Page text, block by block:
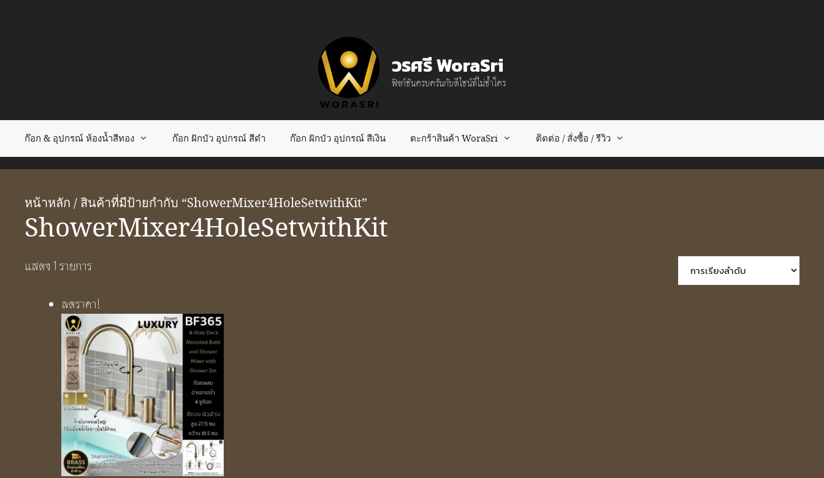
วรศรี WoraSri
ฟังก์ชันครบครันกับดีไซน์ที่ไม่ซ้ำใคร
ก๊อก & อุปกรณ์ ห้องน้ำสีทอง ก๊อก ฝักบัว อุปกรณ์ สีดำ ก๊อก ฝักบัว อุปกรณ์ สีเงิน ตะกร้าสินค้า WoraSri ติดต่อ / สั่งซื้อ / รีวิว
หน้าหลัก / สินค้าที่มีป้ายกำกับ “ShowerMixer4HoleSetwithKit”
ShowerMixer4HoleSetwithKit
แสดง 1 รายการ
ลดราคา!